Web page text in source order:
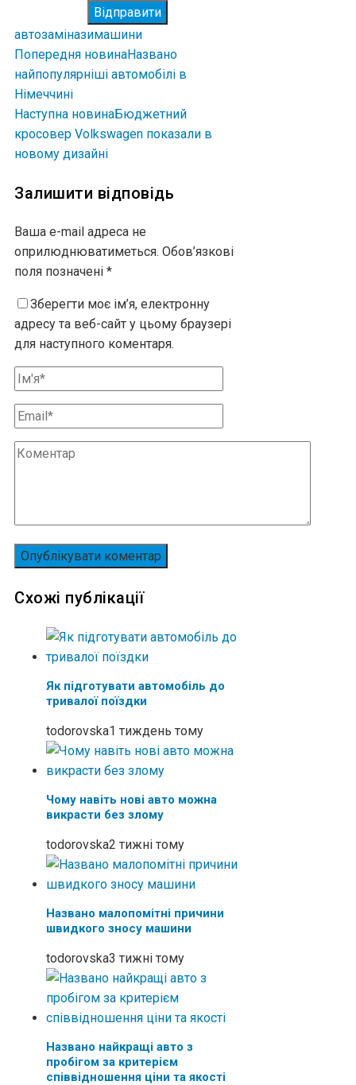
Відправити
автозаміназимашини
Попередня новинаНазвано
найпопулярніші автомобілі в
Німеччині
Наступна новинаБюджетний
кросовер Volkswagen показали в
новому дизайні
Залишити відповідь
Ваша e-mail адреса не
оприлюднюватиметься. Обов’язкові
поля позначені *
Зберегти моє ім’я, електронну
адресу та веб-сайт у цьому браузері
для наступного коментаря.
Схожі публікації
Як підготувати автомобіль до
тривалої поїздки
todorovska1 тиждень тому
Чому навіть нові авто можна
викрасти без злому
todorovska2 тижні тому
Названо малопомітні причини
швидкого зносу машини
todorovska3 тижні тому
Названо найкращі авто з
пробігом за критерієм
співвідношення ціни та якості